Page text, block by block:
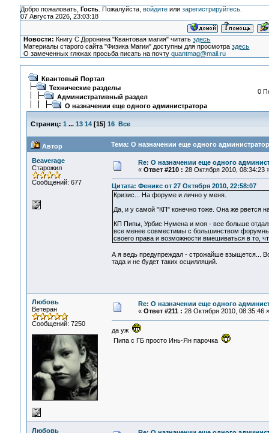
Добро пожаловать, Гость. Пожалуйста, войдитеили зарегистрируйтесь.
07 Августа 2026, 23:03:18
Новости: Книгу С.Доронина "Квантовая магия" читатьздесь
Материалы старого сайта "Физика Магии" доступны для просмотраздесь
О замеченных глюках просьба писать на почтуquantmag@mail.ru
Квантовый Портал
Технические разделы
Административный раздел
О назначении еще одного администратора
0
Страниц: 1 ... 13 14[15] 16 Все
Автор Тема: О назначении еще одного
Beaverage
Старожил
Сообщений: 677
Re: О назначении еще одного
« Ответ #210 : 28 Октября 2010, 08:34:23
Цитата: Феникс от 27 Октября 2010, 22:58:07
Кризис... На форуме и лично у меня.
Да, и у самой "КП" конечно тоже. Она же рвется
КП Пипы, Урбис Нумена и моя - все больше
все менее совместимы с большинством
своего права и возможности вмешиваться в то,
А я ведь предупреждал - строжайше взыщется...
тада и не будет таких осцилляций.
Любовь
Ветеран
Сообщений: 7250
Re: О назначении еще одного
« Ответ #211 : 28 Октября 2010, 08:35:46 »
да уж
Пипа с ГБ просто Инь-Ян парочка
Любовь